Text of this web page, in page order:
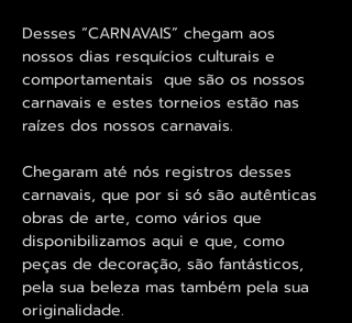
Desses “CARNAVAIS” chegam aos
nossos dias resquícios culturais e
comportamentais que são os nossos
carnavais e estes torneios estão nas
raízes dos nossos carnavais.
Chegaram até nós registros desses
carnavais, que por si só são autênticas
obras de arte, como vários que
disponibilizamos aqui e que, como
peças de decoração, são fantásticos,
pela sua beleza mas também pela sua
originalidade.